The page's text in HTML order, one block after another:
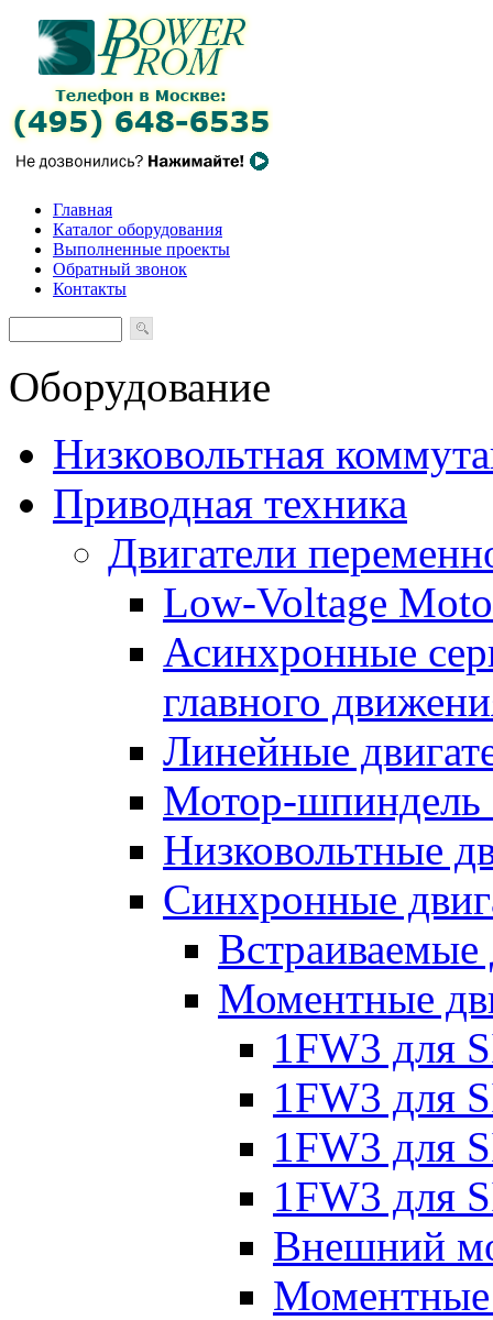
Главная
Каталог оборудования
Выполненные проекты
Обратный звонок
Контакты
Оборудование
Низковольтная
Приводная техника
Двигатели
Low-Voltage
Асинхронные
главного
Линейные
Мотор-шпиндель
Низковольтные
Синхронные
Встраиваемые
Моментные
1FW3 для
1FW3 для
1FW3 для
1FW3 для
Внешний
Моментные